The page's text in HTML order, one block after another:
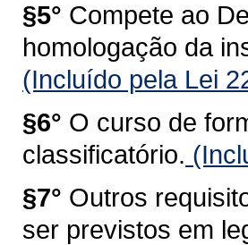
§5° Compete ao
homologação da
(Incluído pela Lei
§6° O curso de
classificatório.
§7° Outros
ser previstos em